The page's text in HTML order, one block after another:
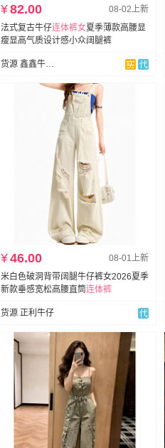
08-02上新
¥82.00
法式复古牛仔连体裤女夏季薄款高腰显
瘦显高气质设计感小众阔腿裤
货源 鑫鑫牛仔（花窿霹朴）
08-01上新
¥46.00
米白色破洞背带阔腿牛仔裤女2026夏季
新款垂感宽松高腰直筒连体裤
货源 正利牛仔